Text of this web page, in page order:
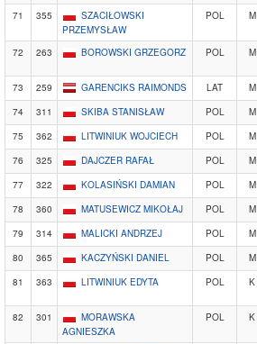
71 355
SZACIŁOWSKI
PRZEMYSŁAW
POL M
72 263 BOROWSKI GRZEGORZ POL M
73 259 GARENCIKS RAIMONDS LAT M
74
311 SKIBA STANISŁAW POL M
75
362 LITWINIUK WOJCIECH POL M
76
325 DAJCZER RAFAŁ POL M
77
322 KOLASIŃSKI DAMIAN POL M
78
360 MATUSEWICZ MIKOŁAJ POL M
79
314 MALICKI ANDRZEJ POL M
80
365 KACZYŃSKI DANIEL POL M
81
363 LITWINIUK EDYTA POL K
82 301
MORAWSKA
AGNIESZKA
POL K